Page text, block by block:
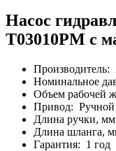
Насос
T03010PM с
Производитель:
Номинальное
Объем рабочей
Привод: Ручной
Длина ручки,
Длина шланга,
Гарантия: 1 год